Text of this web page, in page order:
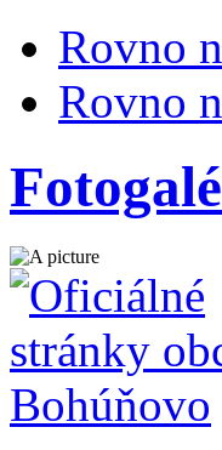
Rovno
Rovno